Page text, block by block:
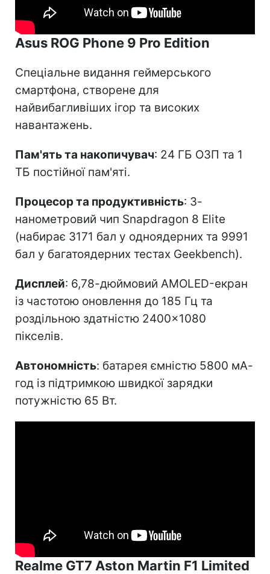
Asus ROG Phone 9 Pro Edition
Спеціальне видання геймерського
смартфона, створене для
найвибагливіших ігор та високих
навантажень.
Пам'ять та накопичувач: 24 ГБ ОЗП та 1
ТБ постійної пам'яті.
Процесор та продуктивність: 3-
нанометровий чип Snapdragon 8 Elite
(набирає 3171 бал у одноядерних та 9991
бал у багатоядерних тестах Geekbench).
Дисплей: 6,78-дюймовий AMOLED-екран
із частотою оновлення до 185 Гц та
роздільною здатністю 2400×1080
пікселів.
Автономність: батарея ємністю 5800 мА-
год із підтримкою швидкої зарядки
потужністю 65 Вт.
Realme GT7 Aston Martin F1 Limited